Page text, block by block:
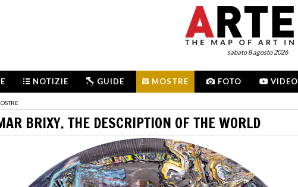
sabato 8 agosto 2026
NOTIZIE GUIDE MOSTRE FOTO VIDEO
BRIXY. THE DESCRIPTION OF THE WORLD